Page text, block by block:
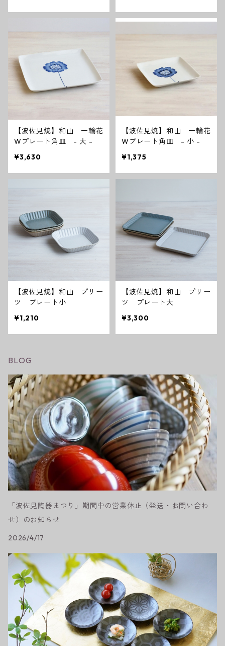
【波佐見焼】和山 一輪花
Wプレート角皿 - 大 -
¥3,630
【波佐見焼】和山 一輪花
Wプレート角皿 - 小 -
¥1,375
【波佐見焼】和山 プリー
ツ プレート小
¥1,210
【波佐見焼】和山 プリー
ツ プレート大
¥3,300
BLOG
「波佐見陶器まつり」期間中の営業休止（発送・お問い合わ
せ）のお知らせ
2026/4/17